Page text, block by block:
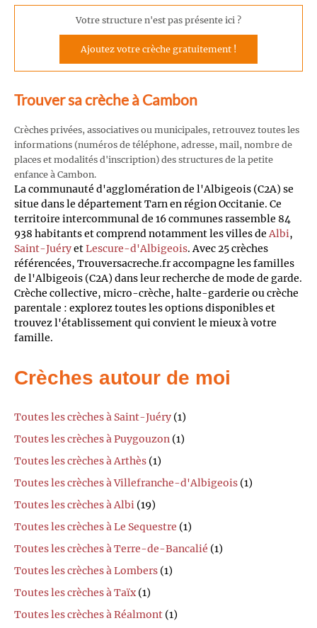
Votre structure n'est pas présente ici ?
Ajoutez votre crèche gratuitement !
Trouver sa crèche à Cambon
Crèches privées, associatives ou municipales, retrouvez toutes les
informations (numéros de téléphone, adresse, mail, nombre de
places et modalités d'inscription) des structures de la petite
enfance à Cambon.
La communauté d'agglomération de l'Albigeois (C2A) se
situe dans le département Tarn en région Occitanie. Ce
territoire intercommunal de 16 communes rassemble 84
938 habitants et comprend notamment les villes deAlbi,
Saint-JuéryetLescure-d'Albigeois. Avec 25 crèches
référencées, Trouversacreche.fr accompagne les familles
de l'Albigeois (C2A) dans leur recherche de mode de garde.
Crèche collective, micro-crèche, halte-garderie ou crèche
parentale : explorez toutes les options disponibles et
trouvez l'établissement qui convient le mieux à votre
famille.
Crèches autour de moi
Toutes les crèches à Saint-Juéry (1)
Toutes les crèches à Puygouzon (1)
Toutes les crèches à Arthès (1)
Toutes les crèches à Villefranche-d'Albigeois (1)
Toutes les crèches à Albi (19)
Toutes les crèches à Le Sequestre (1)
Toutes les crèches à Terre-de-Bancalié (1)
Toutes les crèches à Lombers (1)
Toutes les crèches à Taïx(1)
Toutes les crèches à Réalmont (1)